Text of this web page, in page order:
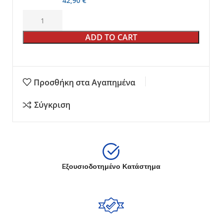
ADD TO CART
Προσθήκη στα Αγαπημένα
Σύγκριση
Eξουσιοδοτημένο Κατάστημα